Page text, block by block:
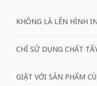
KHÔNG LÀ LÊN HÌNH IN
CHỈ SỬ DỤNG CHẤT
GIẶT VỚI SẢN PHẨM